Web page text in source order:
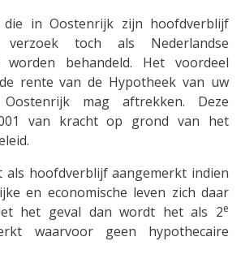
die in Oostenrijk zijn hoofdverblijf
toch als Nederlandse
worden behandeld. Het voordeel
rente van de Hypotheek van uw
mag aftrekken. Deze
van kracht op grond van het
als hoofdverblijf aangemerkt indien
en economische leven zich daar
het geval dan wordt het als 2e
waarvoor geen hypothecaire